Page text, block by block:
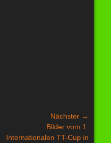
Nächster →
Beitrag:
Bilder vom 1.
Internationalen TT-Cup in